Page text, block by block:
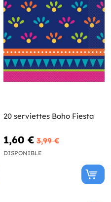
20 serviettes Boho Fiesta
1,60 € 3,99 €
DISPONIBLE